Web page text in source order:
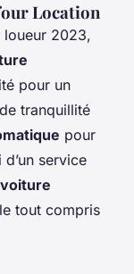
Location
loueur 2023,
pour un
tranquillité
pour
service
tout compris